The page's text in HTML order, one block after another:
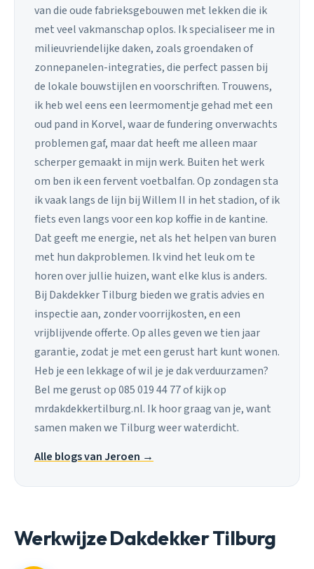
van die oude fabrieksgebouwen met lekken die ik
met veel vakmanschap oplos. Ik specialiseer me in
milieuvriendelijke daken, zoals groendaken of
zonnepanelen-integraties, die perfect passen bij
de lokale bouwstijlen en voorschriften. Trouwens,
ik heb wel eens een leermomentje gehad met een
oud pand in Korvel, waar de fundering onverwachts
problemen gaf, maar dat heeft me alleen maar
scherper gemaakt in mijn werk. Buiten het werk
om ben ik een fervent voetbalfan. Op zondagen sta
ik vaak langs de lijn bij Willem II in het stadion, of ik
fiets even langs voor een kop koffie in de kantine.
Dat geeft me energie, net als het helpen van buren
met hun dakproblemen. Ik vind het leuk om te
horen over jullie huizen, want elke klus is anders.
Bij Dakdekker Tilburg bieden we gratis advies en
inspectie aan, zonder voorrijkosten, en een
vrijblijvende offerte. Op alles geven we tien jaar
garantie, zodat je met een gerust hart kunt wonen.
Heb je een lekkage of wil je je dak verduurzamen?
Bel me gerust op 085 019 44 77 of kijk op
mrdakdekkertilburg.nl. Ik hoor graag van je, want
samen maken we Tilburg weer waterdicht.
Alle blogs van Jeroen →
Werkwijze Dakdekker Tilburg